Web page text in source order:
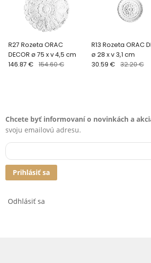
R27 Rozeta ORAC
DECOR ø 75 x v 4,5 cm
146.87 € 154.60 €
R13 Rozeta ORAC
ø 28 x v 3,1 cm
30.59 € 32.20 €
Chcete byť informovaní o novinkách a
svoju emailovú adresu.
Prihlásiť sa
Odhlásiť sa